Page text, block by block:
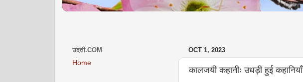
OCT 1, 2023
कालजयी कहानीः उधड़ी हुई कहानियाँ
उदंती.COM
Home